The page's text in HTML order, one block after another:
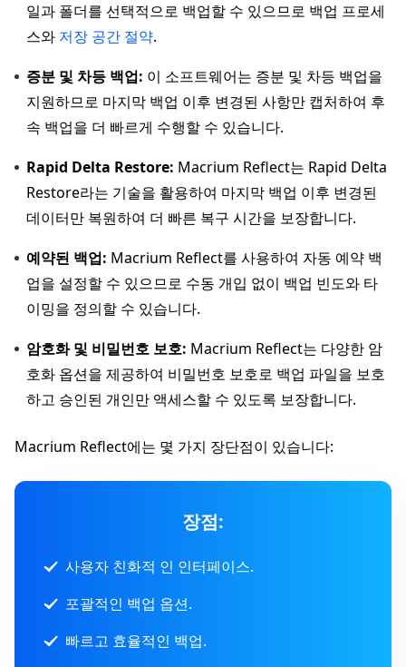
일과 폴더를 선택적으로 백업할 수 있으므로 백업 프로세
스와 저장 공간 절약.
증분 및 차등 백업: 이 소프트웨어는 증분 및 차등 백업을
지원하므로 마지막 백업 이후 변경된 사항만 캡처하여 후
속 백업을 더 빠르게 수행할 수 있습니다.
Rapid Delta Restore: Macrium Reflect는 Rapid Delta
Restore라는 기술을 활용하여 마지막 백업 이후 변경된
데이터만 복원하여 더 빠른 복구 시간을 보장합니다.
예약된 백업: Macrium Reflect를 사용하여 자동 예약 백
업을 설정할 수 있으므로 수동 개입 없이 백업 빈도와 타
이밍을 정의할 수 있습니다.
암호화 및 비밀번호 보호: Macrium Reflect는 다양한 암
호화 옵션을 제공하여 비밀번호 보호로 백업 파일을 보호
하고 승인된 개인만 액세스할 수 있도록 보장합니다.
Macrium Reflect에는 몇 가지 장단점이 있습니다:
장점:
사용자 친화적 인 인터페이스.
포괄적인 백업 옵션.
빠르고 효율적인 백업.